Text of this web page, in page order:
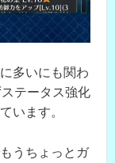
多いにも関わ
テータス強化
います。
うちょっとガ